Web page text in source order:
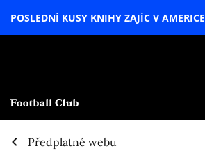
POSLEDNÍ KUSY KNIHY ZAJÍC V AMERICE
Předplatné webu